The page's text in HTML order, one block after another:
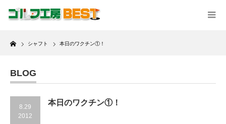
Home
シャフト 本日のワクチン①！
BLOG
8.29
2012
本日のワクチン①！